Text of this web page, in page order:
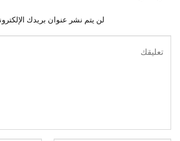
لن يتم نشر عنوان بريدك